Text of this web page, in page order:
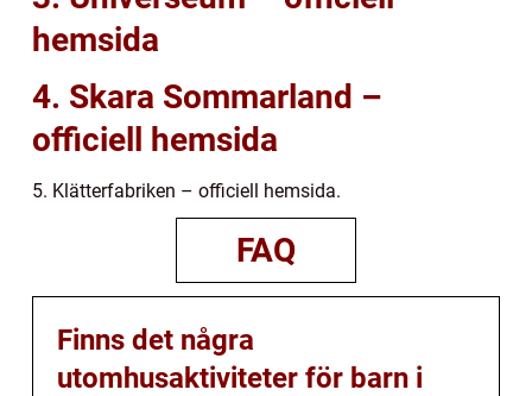
hemsida
4. Skara Sommarland –
officiell hemsida
5. Klätterfabriken – officiell hemsida.
FAQ
Finns det några
utomhusaktiviteter för barn i